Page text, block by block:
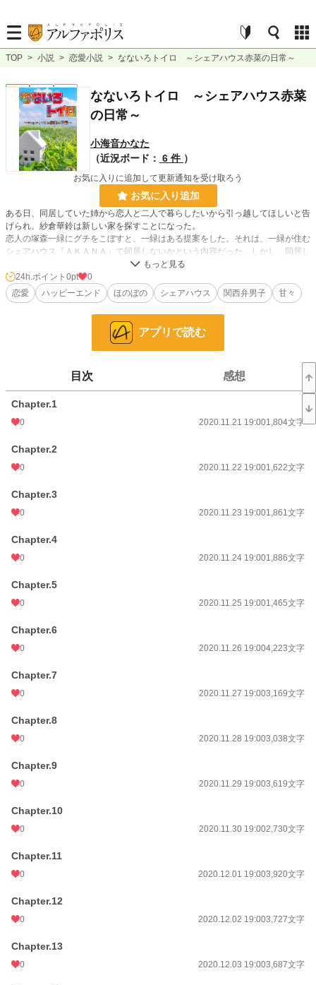
TOP > 小説 > 恋愛小説 > なないろトイロ ～シェアハウス赤菜の日常～
恋愛 完結 長編
なないろトイロ ～シェアハウス赤菜
の日常～
小海音かなた
（近況ボード： 6 件 ）
お気に入りに追加して更新通知を受け取ろう
お気に入り追加
ある日、同居していた姉から恋人と二人で暮らしたいから引っ越してほしいと告
げられ、紗倉華鈴は新しい家を探すことになった。
恋人の塚森一緑にグチをこぼすと、一緑はある提案をした。それは、一緑が住む
シェアハウス『ＡＫＡＮＡ』で同居しないかという内容だった。しかし、同居し
ているのはセクハラ上等の大家や女性恐怖症の小説家で――？！
七人の個性豊かな住人たちとの賑やかな日々が、幕を開ける。
66,314 位 / 66,314 件
0 pt
文字数
初回公開日時
年間ポイント
累計ポイント
24h.ポイント 0pt
0
恋愛
ハッピーエンド ほのぼの シェアハウス 関西弁男子 甘々
アプリで読む
目次 感想
Chapter.1
0 2020.11.21 19:001,804文字
Chapter.2
0 2020.11.22 19:001,622文字
Chapter.3
0 2020.11.23 19:001,861文字
Chapter.4
0 2020.11.24 19:001,886文字
Chapter.5
0 2020.11.25 19:001,465文字
Chapter.6
0 2020.11.26 19:004,223文字
Chapter.7
0 2020.11.27 19:003,169文字
Chapter.8
0 2020.11.28 19:003,038文字
Chapter.9
0 2020.11.29 19:003,619文字
Chapter.10
0 2020.11.30 19:002,730文字
Chapter.11
0 2020.12.01 19:003,920文字
Chapter.12
0 2020.12.02 19:003,727文字
Chapter.13
0 2020.12.03 19:003,687文字